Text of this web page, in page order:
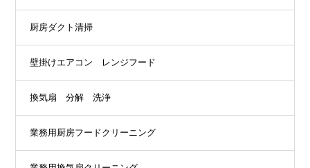
厨房ダクト清掃
壁掛けエアコン レンジフード
換気扇 分解 洗浄
業務用厨房フードクリーニング